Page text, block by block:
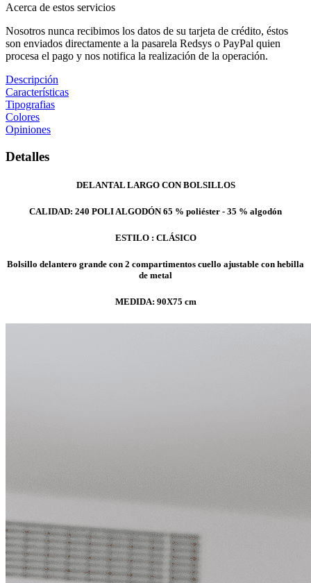
Acerca de estos servicios
Nosotros nunca recibimos los datos de su tarjeta de crédito, éstos
son enviados directamente a la pasarela Redsys o PayPal quien
procesa el pago y nos notifica la realización de la operación.
Descripción
Características
Tipografias
Colores
Opiniones
Detalles
DELANTAL LARGO CON BOLSILLOS
CALIDAD: 240 POLI ALGODÓN 65 % poliéster - 35 % algodón
ESTILO : CLÁSICO
Bolsillo delantero grande con 2 compartimentos cuello ajustable con hebilla
de metal
MEDIDA: 90X75 cm